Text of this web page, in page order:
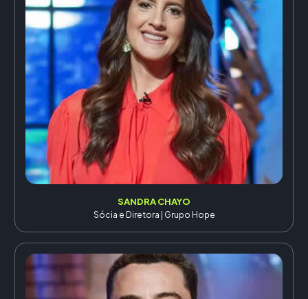
SANDRA CHAYO
Sócia e Diretora | Grupo Hope